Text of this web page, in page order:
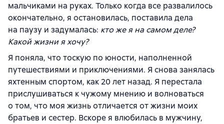
мальчиками на руках. Только когда все развалилось
окончательно, я остановилась, поставила дела
на паузу и задумалась: кто же я на самом деле?
Какой жизни я хочу?
Я поняла, что тоскую по юности, наполненной
путешествиями и приключениями. Я снова занялась
яхтенным спортом, как 20 лет назад. Я перестала
прислушиваться к чужому мнению и волноваться
о том, что моя жизнь отличается от жизни моих
братьев и сестер. Вскоре я влюбилась в мужчину,